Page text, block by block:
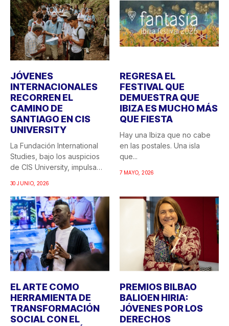
JÓVENES
INTERNACIONALES
RECORREN EL
CAMINO DE
SANTIAGO EN CIS
UNIVERSITY
La Fundación International
Studies, bajo los auspicios
de CIS University, impulsa
30 JUNIO, 2026
REGRESA EL
FESTIVAL QUE
DEMUESTRA QUE
IBIZA ES MUCHO MÁS
QUE FIESTA
Hay una Ibiza que no cabe
en las postales. Una isla
que...
7 MAYO, 2026
EL ARTE COMO
HERRAMIENTA DE
TRANSFORMACIÓN
SOCIAL CON EL
PREMIOS BILBAO
BALIOEN HIRIA:
JÓVENES POR LOS
DERECHOS